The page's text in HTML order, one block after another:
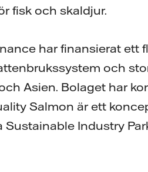
fisk och skaldjur.
har finansierat ett
och
Asien. Bolaget har
Salmon är ett
Sustainable Industry